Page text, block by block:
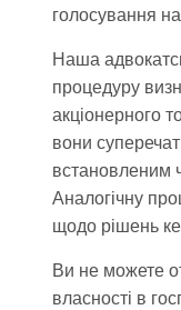
голосування
Наша
процедуру
акціонерного
вони
встановленим
Аналогічну
щодо рішень
Ви не можете
власності в